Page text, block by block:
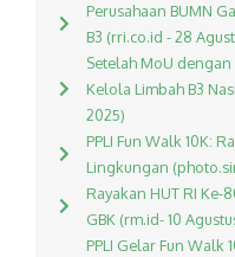
Perusahaan BUMN
B3 (rri.co.id - 28
Setelah MoU dengan
Kelola Limbah B3
2025)
PPLI Fun Walk 10K:
Lingkungan
Rayakan HUT RI Ke-
GBK (rm.id- 10
PPLI Gelar Fun Walk